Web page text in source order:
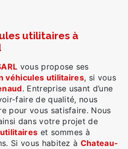
vous propose ses
véhicules utilitaires, si vous
. Entreprise usant d’une
faire de qualité, nous
pour vous satisfaire. Nous
dans votre projet de
et sommes à
Si vous habitez à Chateau-